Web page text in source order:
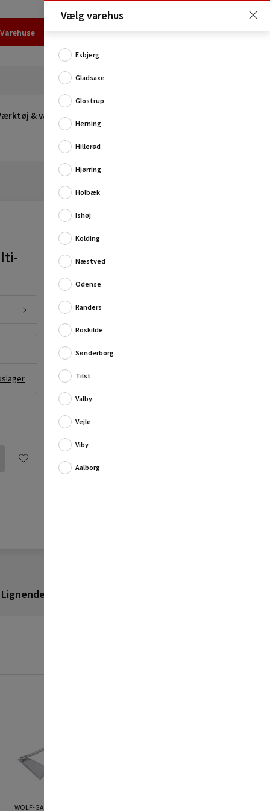
Varehuse
& værksted
Fuld produktbeskrivelse
Lignende produkter
WOLF-GARTEN
Vælg varehus
Esbjerg
Gladsaxe
Glostrup
Herning
Hillerød
Hjørring
Holbæk
Ishøj
Kolding
Næstved
Odense
Randers
Roskilde
Sønderborg
Tilst
Valby
Vejle
Viby
Aalborg